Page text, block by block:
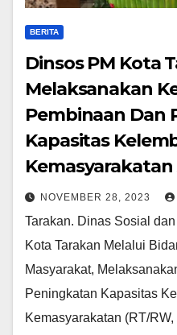
BERITA
Dinsos PM Kota
Melaksanakan
Pembinaan Dan
Kapasitas
Kemasyarakatan
Tahun 2023
NOVEMBER 28, 2023
Tarakan. Dinas Sosial
Kota Tarakan Melalui
Masyarakat,
Peningkatan Kapasitas
Kemasyarakatan (RT/